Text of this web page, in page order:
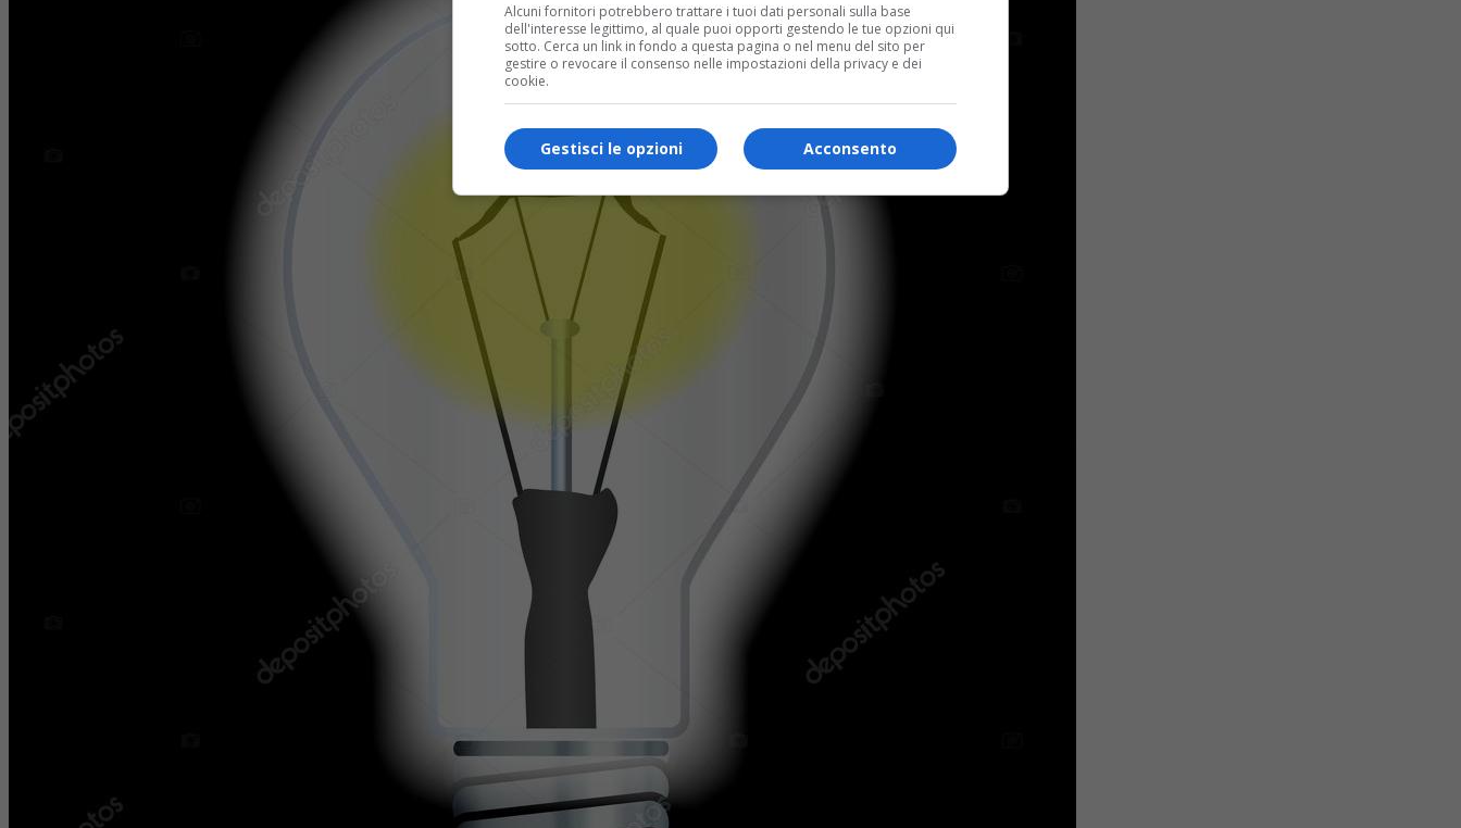
Alcuni fornitori potrebbero trattare i tuoi dati personali sulla base
dell'interesse legittimo, al quale puoi opporti gestendo le tue opzioni qui
sotto. Cerca un link in fondo a questa pagina o nel menu del sito per
gestire o revocare il consenso nelle impostazioni della privacy e dei
cookie.
Acconsento
Gestisci le opzioni